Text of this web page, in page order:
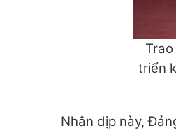
triển
Nhân dịp này,